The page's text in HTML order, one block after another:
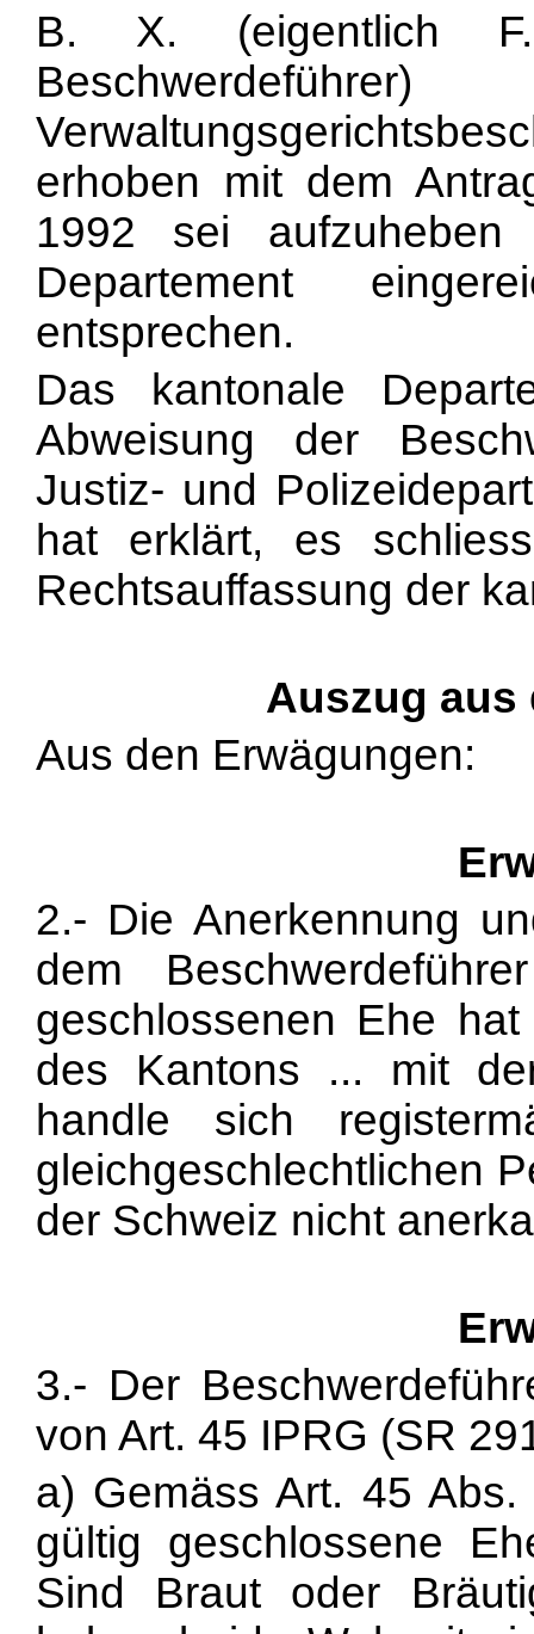
B. X. (eigentlich
erhoben mit dem
1992 sei
Departement
entsprechen.
Das kantonale
Abweisung der
Justiz- und
hat erklärt, es
Rechtsauffassung der
Auszug aus
Aus den Erwägungen:
2.- Die Anerkennung
dem
geschlossenen Ehe
des Kantons ... mit
handle sich
gleichgeschlechtlichen
der Schweiz nicht
3.- Der
von Art. 45 IPRG (SR
a) Gemäss Art. 45
gültig geschlossene
Sind Braut oder